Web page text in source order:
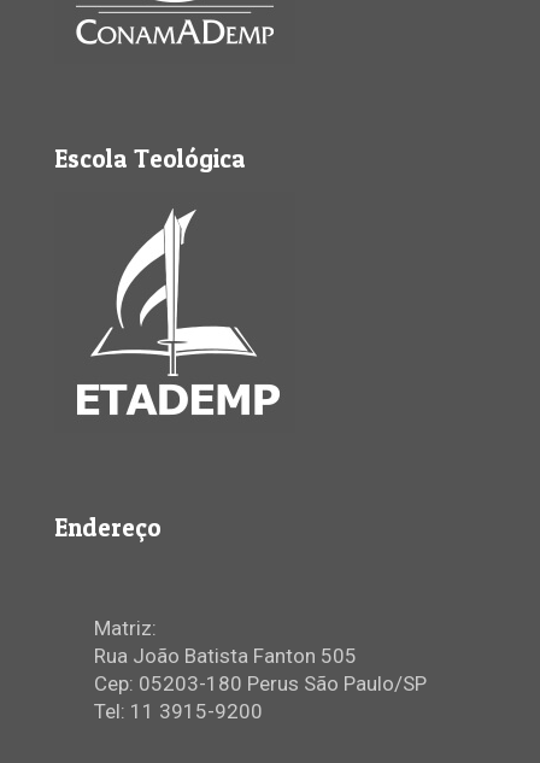
Escola Teológica
Endereço
Matriz:
Rua João Batista Fanton 505
Cep: 05203-180 Perus São Paulo/SP
Tel: 11 3915-9200